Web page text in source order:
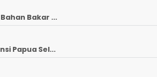
Bakar ...
Papua Sel...